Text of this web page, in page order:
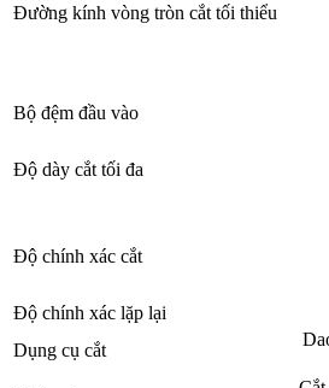
Đường kính vòng tròn cắt tối thiểu
Bộ đệm đầu vào
Độ dày cắt tối đa
Độ chính xác cắt
Độ chính xác lặp lại
Dụng cụ cắt